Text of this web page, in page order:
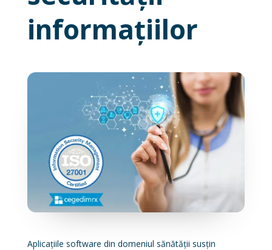
informațiilor
Aplicațiile software din domeniul sănătății susțin